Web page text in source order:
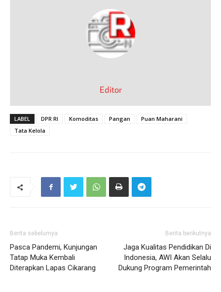
Editor
LABEL DPR RI Komoditas Pangan
Puan Maharani
Tata Kelola
Berita sebelumya
Pasca Pandemi, Kunjungan
Tatap Muka Kembali
Diterapkan Lapas Cikarang
Berita berikutnya
Jaga Kualitas Pendidikan Di
Indonesia, AWI Akan Selalu
Dukung Program Pemerintah